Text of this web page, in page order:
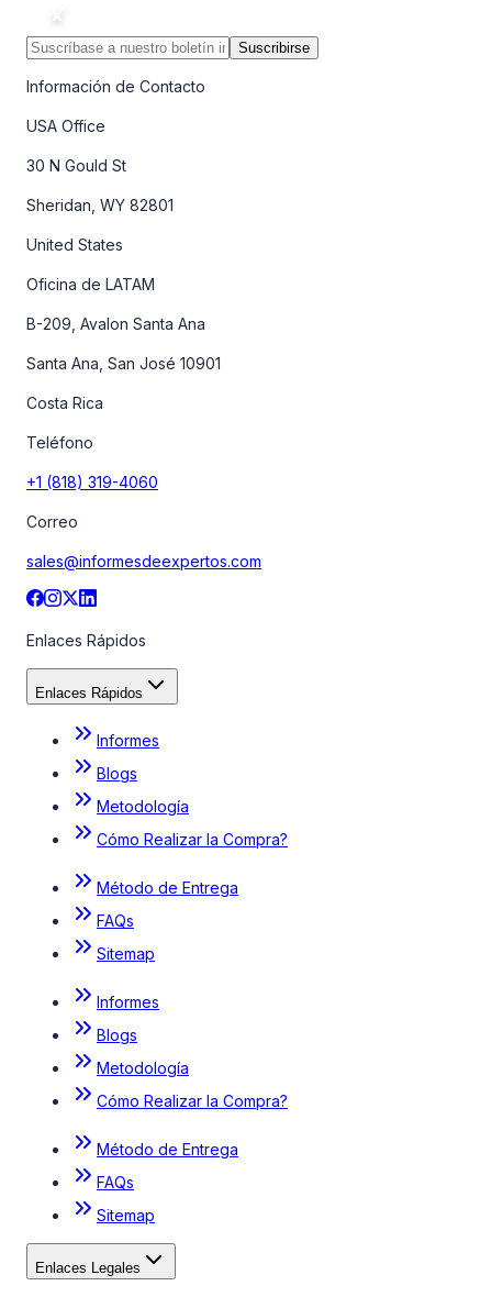
Suscribirse
Información de Contacto
USA Office
30 N Gould St
Sheridan, WY 82801
United States
Oficina de LATAM
B-209, Avalon Santa Ana
Santa Ana, San José 10901
Costa Rica
Teléfono
+1 (818) 319-4060
Correo
sales@informesdeexpertos.com
Enlaces Rápidos
Enlaces Rápidos
Informes
Blogs
Metodología
Cómo Realizar la Compra?
Método de Entrega
FAQs
Sitemap
Informes
Blogs
Metodología
Cómo Realizar la Compra?
Método de Entrega
FAQs
Sitemap
Enlaces Legales